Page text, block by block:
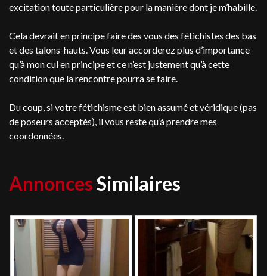
excitation toute particulière pour la manière dont je m’habille.
Cela devrait en principe faire des vous des fétichistes des bas
et des talons-hauts. Vous leur accorderez plus d’importance
qu’à mon cul en principe et ce n’est justement qu’à cette
condition que la rencontre pourra se faire.
Du coup, si votre fétichisme est bien assumé et véridique (pas
de poseurs acceptés), il vous reste qu’à prendre mes
coordonnées.
AnnoncesSimilaires